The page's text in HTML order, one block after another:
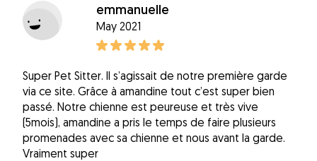
emmanuelle
May 2021
Super Pet Sitter. Il s’agissait de notre première garde
via ce site. Grâce à amandine tout c’est super bien
passé. Notre chienne est peureuse et très vive
(5mois), amandine a pris le temps de faire plusieurs
promenades avec sa chienne et nous avant la garde.
Vraiment super